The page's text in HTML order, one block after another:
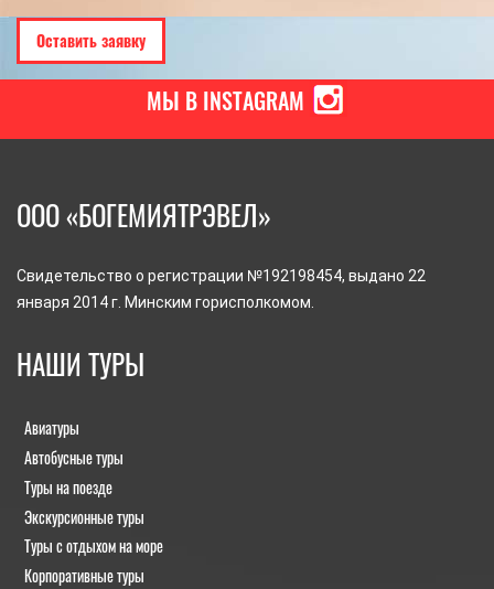
МЫ В INSTAGRAM
ООО «БОГЕМИЯТРЭВЕЛ»
Свидетельство о регистрации №192198454, выдано 22
января 2014 г. Минским горисполкомом.
НАШИ ТУРЫ
Авиатуры
Автобусные туры
Туры на поезде
Экскурсионные туры
Туры с отдыхом на море
Корпоративные туры